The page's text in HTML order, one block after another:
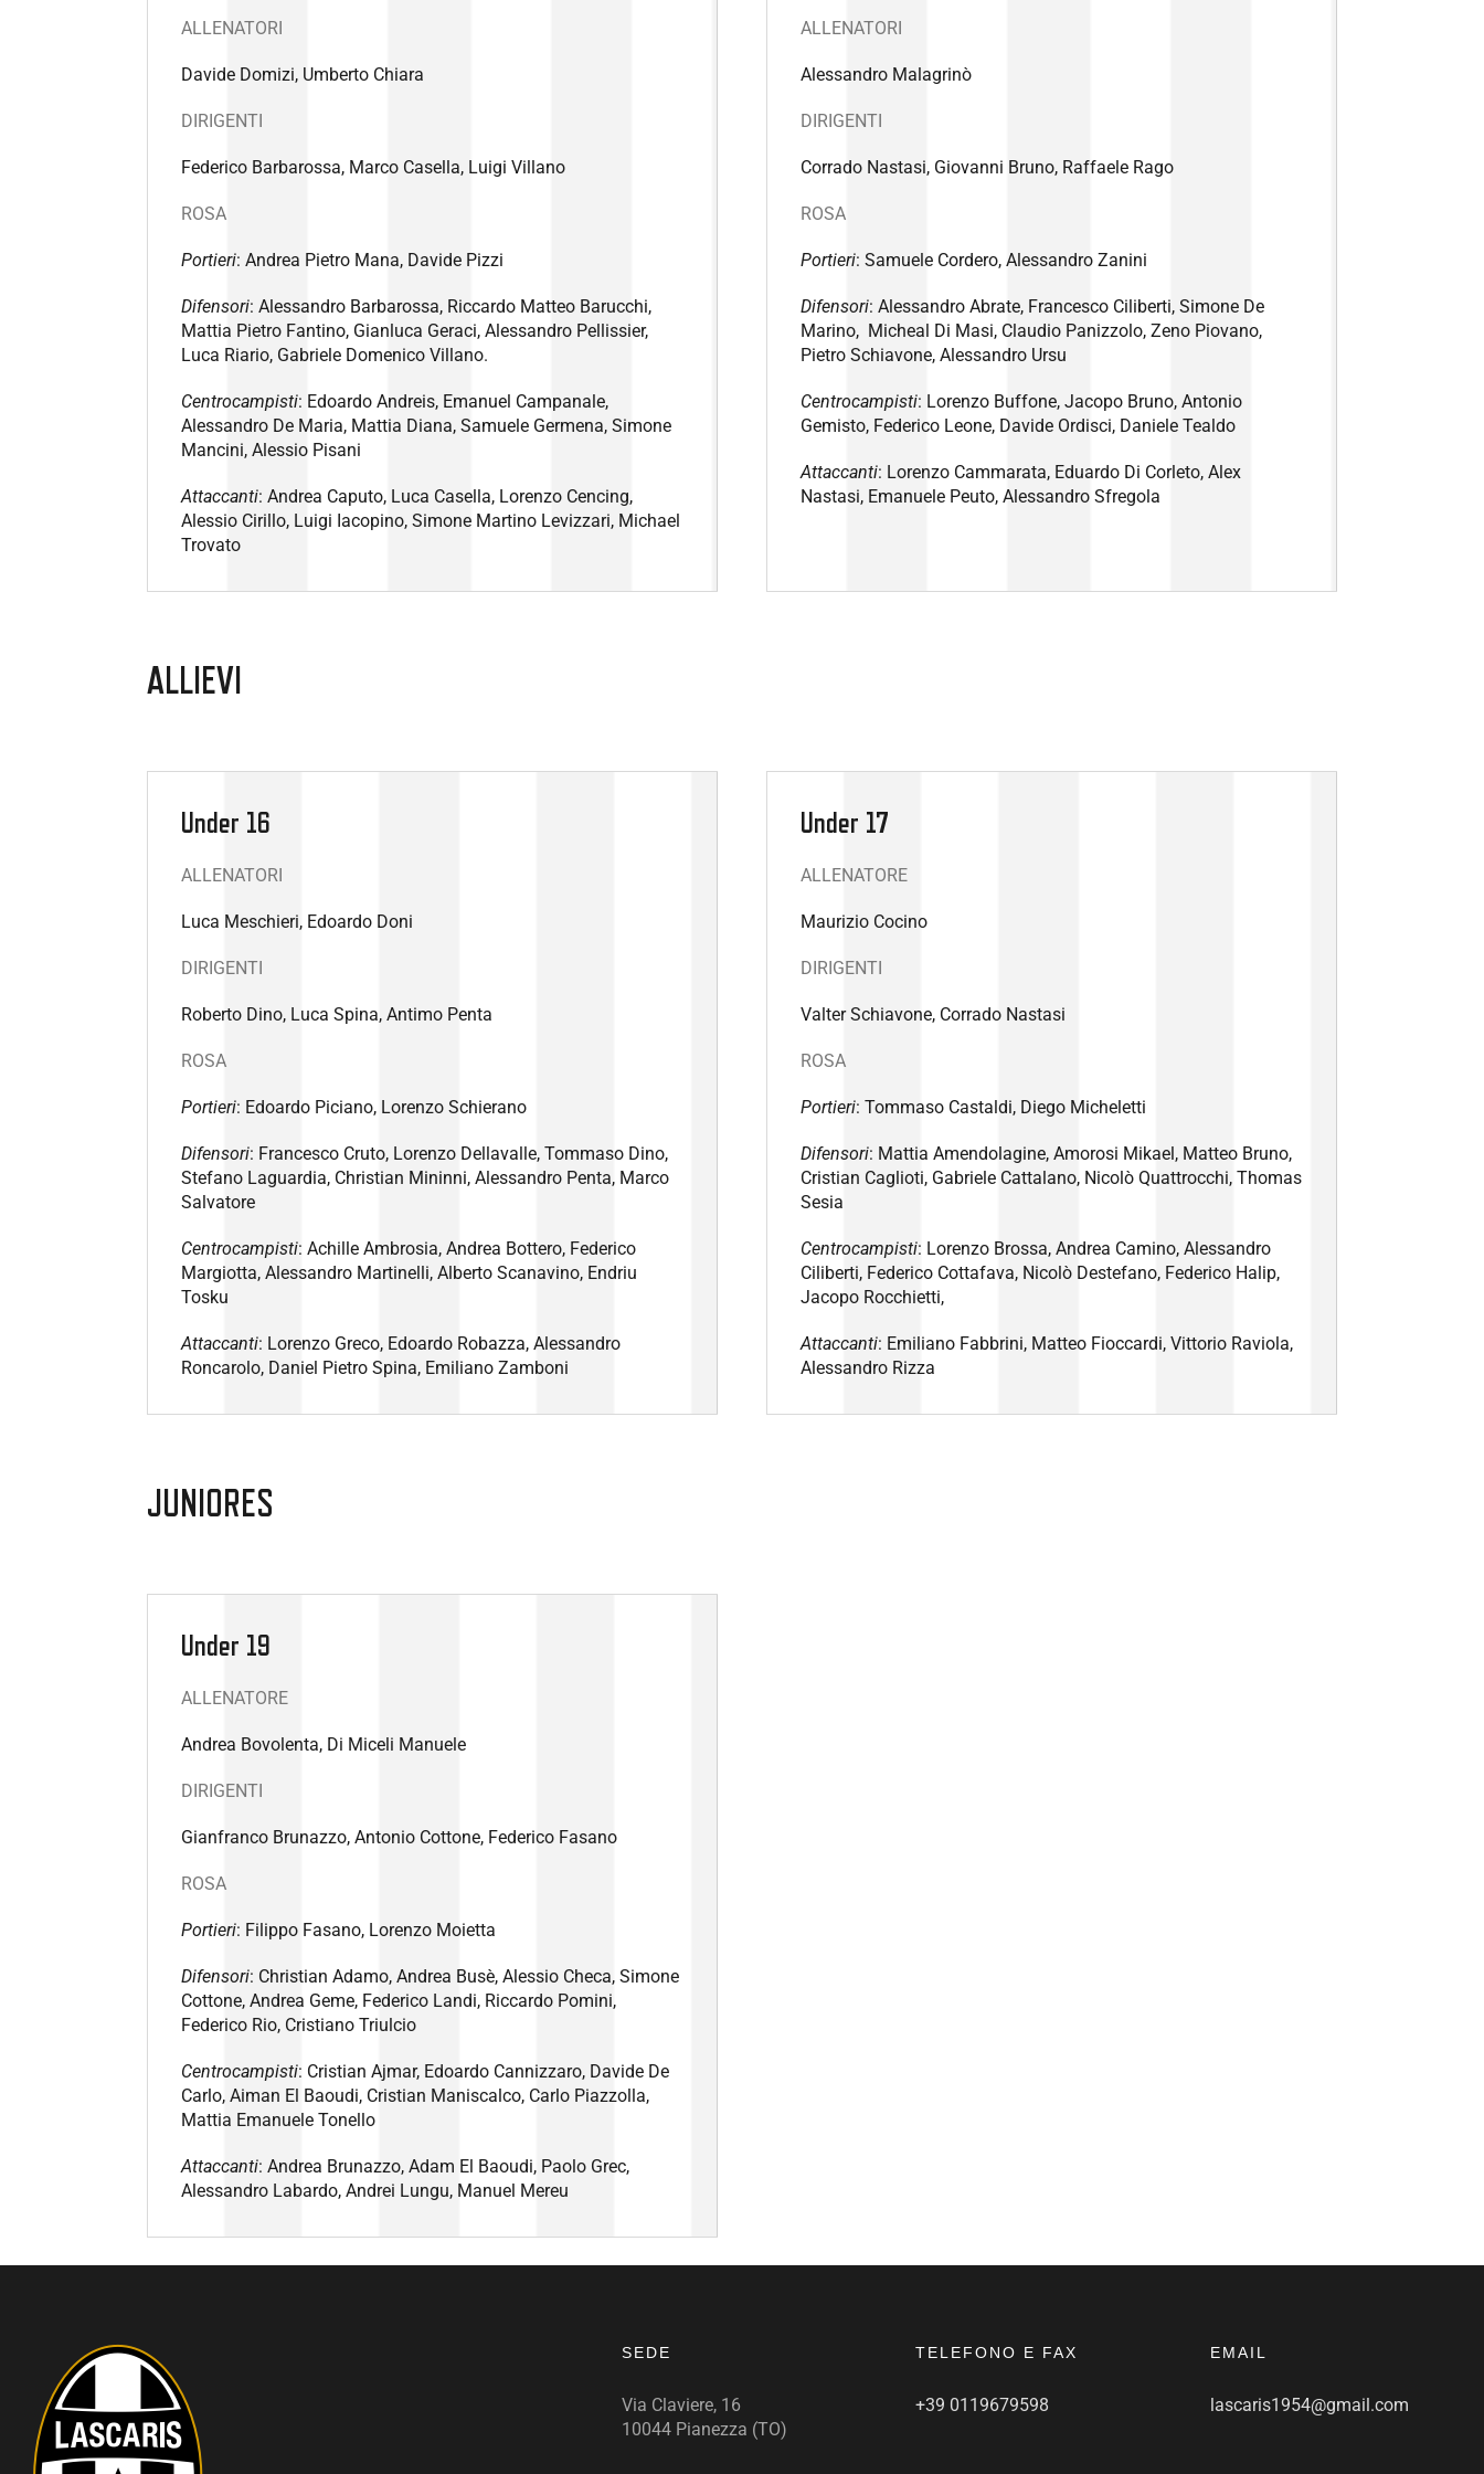
ALLENATORI
Davide Domizi, Umberto Chiara
DIRIGENTI
Federico Barbarossa, Marco Casella, Luigi Villano
ROSA
Portieri: Andrea Pietro Mana, Davide Pizzi
Difensori: Alessandro Barbarossa, Riccardo Matteo Barucchi,
Mattia Pietro Fantino, Gianluca Geraci, Alessandro Pellissier,
Luca Riario, Gabriele Domenico Villano.
Centrocampisti: Edoardo Andreis, Emanuel Campanale,
Alessandro De Maria, Mattia Diana, Samuele Germena, Simone
Mancini, Alessio Pisani
Attaccanti: Andrea Caputo, Luca Casella, Lorenzo Cencing,
Alessio Cirillo, Luigi Iacopino, Simone Martino Levizzari, Michael
Trovato
ALLENATORI
Alessandro Malagrinò
DIRIGENTI
Corrado Nastasi, Giovanni Bruno, Raffaele Rago
ROSA
Portieri: Samuele Cordero, Alessandro Zanini
Difensori: Alessandro Abrate, Francesco Ciliberti, Simone De
Marino, Micheal Di Masi, Claudio Panizzolo, Zeno Piovano,
Pietro Schiavone, Alessandro Ursu
Centrocampisti: Lorenzo Buffone, Jacopo Bruno, Antonio
Gemisto, Federico Leone, Davide Ordisci, Daniele Tealdo
Attaccanti: Lorenzo Cammarata, Eduardo Di Corleto, Alex
Nastasi, Emanuele Peuto, Alessandro Sfregola
ALLIEVI
Under 16
ALLENATORI
Luca Meschieri, Edoardo Doni
DIRIGENTI
Roberto Dino, Luca Spina, Antimo Penta
ROSA
Portieri: Edoardo Piciano, Lorenzo Schierano
Difensori: Francesco Cruto, Lorenzo Dellavalle, Tommaso Dino,
Stefano Laguardia, Christian Mininni, Alessandro Penta, Marco
Salvatore
Centrocampisti: Achille Ambrosia, Andrea Bottero, Federico
Margiotta, Alessandro Martinelli, Alberto Scanavino, Endriu
Tosku
Attaccanti: Lorenzo Greco, Edoardo Robazza, Alessandro
Roncarolo, Daniel Pietro Spina, Emiliano Zamboni
Under 17
ALLENATORE
Maurizio Cocino
DIRIGENTI
Valter Schiavone, Corrado Nastasi
ROSA
Portieri: Tommaso Castaldi, Diego Micheletti
Difensori: Mattia Amendolagine, Amorosi Mikael, Matteo Bruno,
Cristian Caglioti, Gabriele Cattalano, Nicolò Quattrocchi, Thomas
Sesia
Centrocampisti: Lorenzo Brossa, Andrea Camino, Alessandro
Ciliberti, Federico Cottafava, Nicolò Destefano, Federico Halip,
Jacopo Rocchietti,
Attaccanti: Emiliano Fabbrini, Matteo Fioccardi, Vittorio Raviola,
Alessandro Rizza
JUNIORES
Under 19
ALLENATORE
Andrea Bovolenta, Di Miceli Manuele
DIRIGENTI
Gianfranco Brunazzo, Antonio Cottone, Federico Fasano
ROSA
Portieri: Filippo Fasano, Lorenzo Moietta
Difensori: Christian Adamo, Andrea Busè, Alessio Checa, Simone
Cottone, Andrea Geme, Federico Landi, Riccardo Pomini,
Federico Rio, Cristiano Triulcio
Centrocampisti: Cristian Ajmar, Edoardo Cannizzaro, Davide De
Carlo, Aiman El Baoudi, Cristian Maniscalco, Carlo Piazzolla,
Mattia Emanuele Tonello
Attaccanti: Andrea Brunazzo, Adam El Baoudi, Paolo Grec,
Alessandro Labardo, Andrei Lungu, Manuel Mereu
SEDE
Via Claviere, 16
10044 Pianezza (TO)
TELEFONO E FAX
+39 0119679598
EMAIL
lascaris1954@gmail.com